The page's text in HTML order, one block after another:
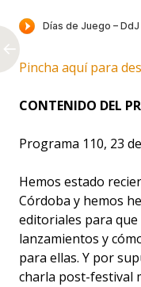
Pincha aquí para
CONTENIDO DEL
Programa 110, 23
Hemos estado
Córdoba y hemos
editoriales para
lanzamientos y
para ellas. Y por
charla post-festival